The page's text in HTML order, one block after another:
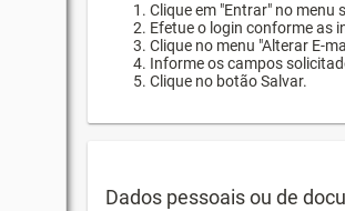
Clique em "Entrar" no menu
Efetue o login conforme as
Clique no menu "Alterar E-
Informe os campos
Clique no botão Salvar.
Dados pessoais ou de